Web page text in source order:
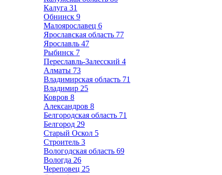
Калуга 31
Обнинск 9
Малоярославец 6
Ярославская область 77
Ярославль 47
Рыбинск 7
Переславль-Залесский 4
Алматы 73
Владимирская область 71
Владимир 25
Ковров 8
Александров 8
Белгородская область 71
Белгород 29
Старый Оскол 5
Строитель 3
Вологодская область 69
Вологда 26
Череповец 25